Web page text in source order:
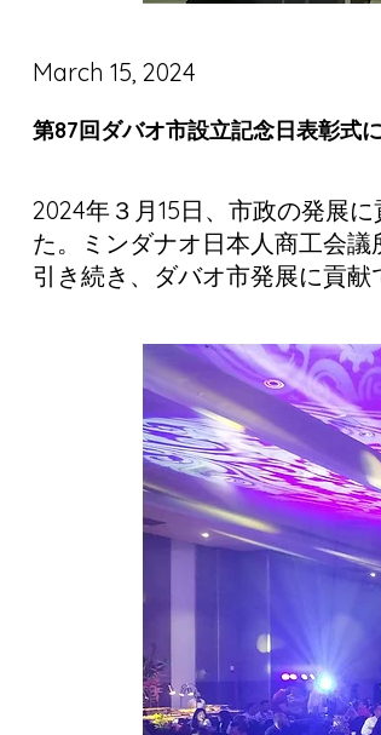
March 15, 2024
第87回ダバオ市設立記念日表彰式
2024年３月15日、市政の発展
た。ミンダナオ日本人商工会
引き続き、ダバオ市発展に貢献